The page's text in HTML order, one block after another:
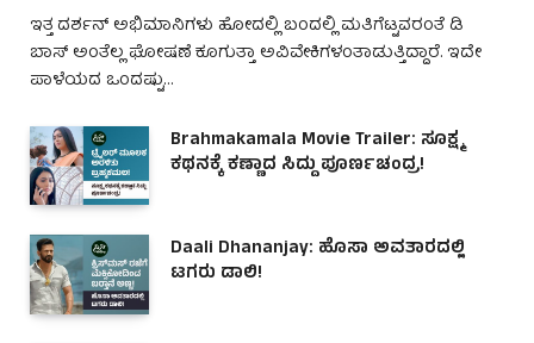
ಇತ್ತ ದರ್ಶನ್ ಅಭಿಮಾನಿಗಳು ಹೋದಲ್ಲಿ ಬಂದಲ್ಲಿ ಮತಿಗೆಟ್ಟವರಂತೆ ಡಿ
ಬಾಸ್ ಅಂತೆಲ್ಲ ಘೋಷಣೆ ಕೂಗುತ್ತಾ ಅವಿವೇಕಿಗಳಂತಾಡುತ್ತಿದ್ದಾರೆ. ಇದೇ
ಪಾಳೆಯದ ಒಂದಷ್ಟು…
Brahmakamala Movie Trailer: ಸೂಕ್ಷ್ಮ
ಕಥನಕ್ಕೆ ಕಣ್ಣಾದ ಸಿದ್ದು ಪೂರ್ಣಚಂದ್ರ!
Daali Dhananjay: ಹೊಸಾ ಅವತಾರದಲ್ಲಿ
ಟಗರು ಡಾಲಿ!